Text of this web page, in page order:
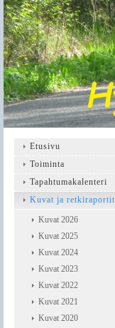
Etusivu
Toiminta
Tapahtumakalenteri
Kuvat ja retkiraportit
Kuvat 2026
Kuvat 2025
Kuvat 2024
Kuvat 2023
Kuvat 2022
Kuvat 2021
Kuvat 2020